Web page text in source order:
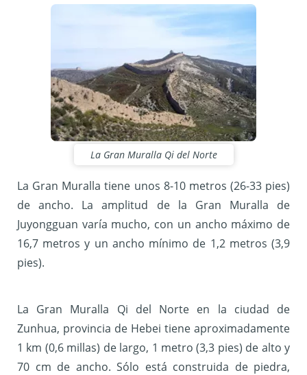
La Gran Muralla Qi del Norte
La Gran Muralla tiene unos 8-10 metros (26-33 pies)
de ancho. La amplitud de la Gran Muralla de
Juyongguan varía mucho, con un ancho máximo de
16,7 metros y un ancho mínimo de 1,2 metros (3,9
pies).
La Gran Muralla Qi del Norte en la ciudad de
Zunhua, provincia de Hebei tiene aproximadamente
1 km (0,6 millas) de largo, 1 metro (3,3 pies) de alto y
70 cm de ancho. Sólo está construida de piedra,